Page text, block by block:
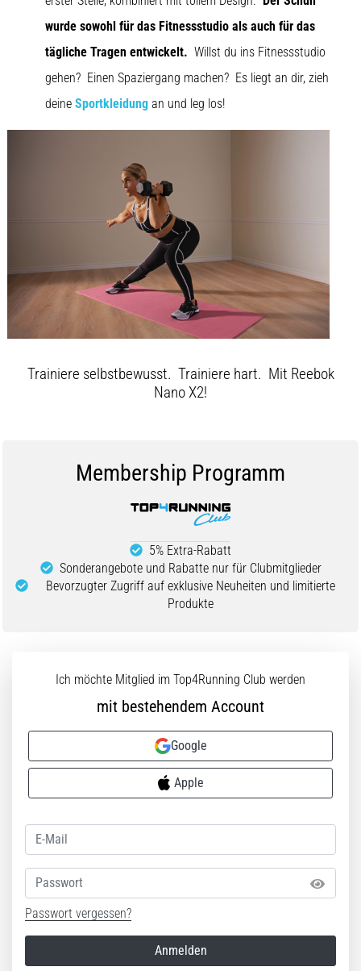
wurde sowohl für das Fitnessstudio als auch für das
tägliche Tragen entwickelt. Willst du ins Fitnessstudio
gehen? Einen Spaziergang machen? Es liegt an dir, zieh
deine Sportkleidung an und leg los!
Trainiere selbstbewusst. Trainiere hart. Mit Reebok
Nano X2!
Membership Programm
5% Extra-Rabatt
Sonderangebote und Rabatte nur für Clubmitglieder
Bevorzugter Zugriff auf exklusive Neuheiten und limitierte
Produkte
Ich möchte Mitglied im Top4Running Club werden
mit bestehendem Account
Google
Apple
Passwort
Passwort vergessen?
Anmelden